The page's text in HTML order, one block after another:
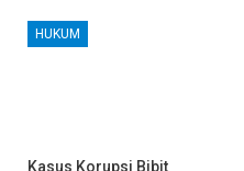
HUKUM
Kasus Korupsi Bibit